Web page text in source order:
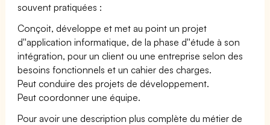
souvent pratiquées :
Conçoit, développe et met au point un projet
d''application informatique, de la phase d''étude à son
intégration, pour un client ou une entreprise selon des
besoins fonctionnels et un cahier des charges.
Peut conduire des projets de développement.
Peut coordonner une équipe.
Pour avoir une description plus complète du métier de